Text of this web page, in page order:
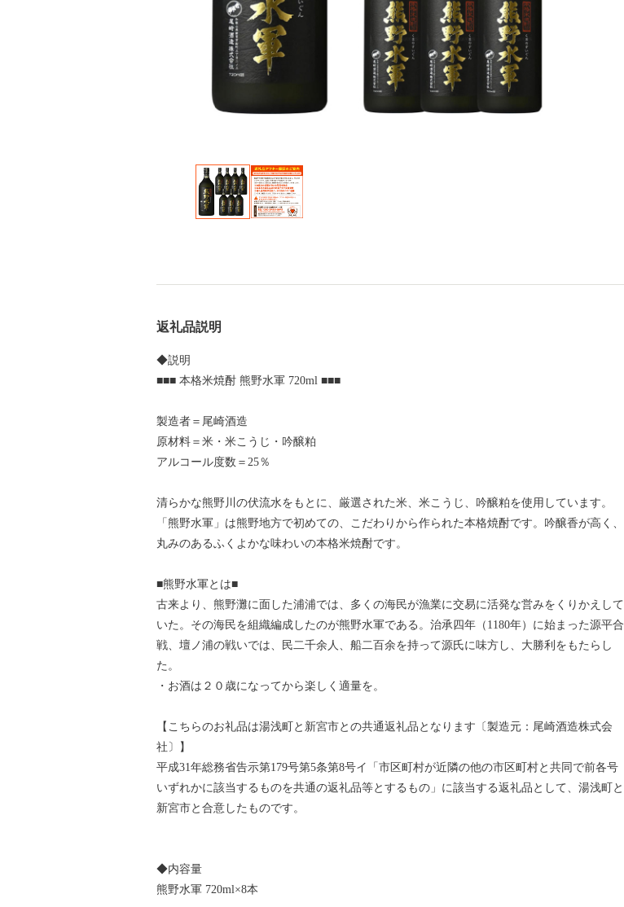
返礼品説明
◆説明
■■■ 本格米焼酎 熊野水軍 720ml ■■■
製造者＝尾崎酒造
原材料＝米・米こうじ・吟醸粕
アルコール度数＝25％
清らかな熊野川の伏流水をもとに、厳選された米、米こうじ、吟醸粕を使用しています。
「熊野水軍」は熊野地方で初めての、こだわりから作られた本格焼酎です。吟醸香が高く、
丸みのあるふくよかな味わいの本格米焼酎です。
■熊野水軍とは■
古来より、熊野灘に面した浦浦では、多くの海民が漁業に交易に活発な営みをくりかえして
いた。その海民を組織編成したのが熊野水軍である。治承四年（1180年）に始まった源平合
戦、壇ノ浦の戦いでは、民二千余人、船二百余を持って源氏に味方し、大勝利をもたらし
た。
・お酒は２０歳になってから楽しく適量を。
【こちらのお礼品は湯浅町と新宮市との共通返礼品となります〔製造元：尾崎酒造株式会
社〕】
平成31年総務省告示第179号第5条第8号イ「市区町村が近隣の他の市区町村と共同で前各号
いずれかに該当するものを共通の返礼品等とするもの」に該当する返礼品として、湯浅町と
新宮市と合意したものです。
◆内容量
熊野水軍 720ml×8本